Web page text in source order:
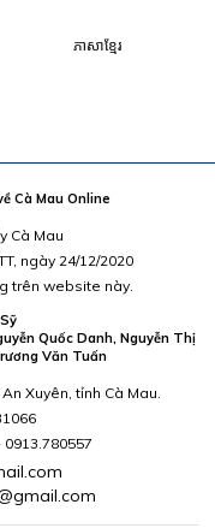
ភាសាខ្មែរ
Cà Mau Online
Cà Mau
ngày 24/12/2020
trên website này.
Quốc Danh, Nguyễn Thị
Văn Tuấn
Xuyên, tỉnh Cà Mau.
0913.780557